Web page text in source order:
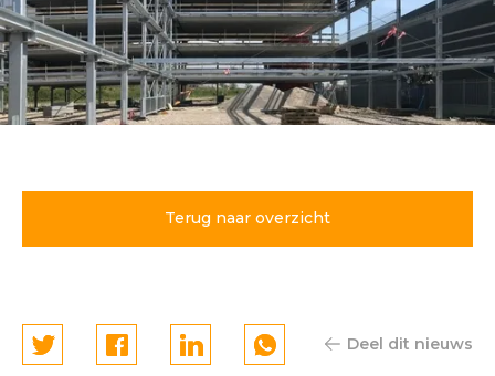
in
Terug naar overzicht
Deel dit nieuws